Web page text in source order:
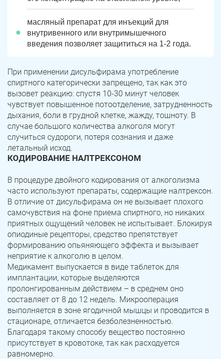
масляный препарат для инъекций для
внутривенного или внутримышечного
введения позволяет защититься на 1-2 года.
При применении дисульфирама употребление
спиртного категорически запрещено, так как это
вызовет реакцию: спустя 10-30 минут человек
чувствует повышенное потоотделение, затрудненность
дыхания, боли в грудной клетке, жажду, тошноту. В
случае большого количества алкоголя могут
случиться судороги, потеря сознания и даже
летальный исход.
КОДИРОВАНИЕ НАЛТРЕКСОНОМ
В процедуре двойного кодирования от алкоголизма
часто используют препараты, содержащие налтрексон.
В отличие от дисульфирама он не вызывает плохого
самочувствия на фоне приема спиртного, но никаких
приятных ощущений человек не испытывает. Блокируя
опиодиные рецепторы, средство препятствует
формированию опьяняющего эффекта и вызывает
неприятие к алкоголю в целом.
Медикамент выпускается в виде таблеток для
имплантации, которые выделяются
пролонгированным действием – в среднем оно
составляет от 8 до 12 недель. Микрооперация
выполняется в зоне ягодичной мышцы и проводится в
стационаре, отличается безболезненностью.
Благодаря такому способу вещество постоянно
присутствует в кровотоке, так как расходуется
равномерно.
Записаться
Задать вопрос
Я ознакомлен и принимаю условия работы сайта
Записаться
Записаться
Юрюзань Верхнеуральск
Локомотивный Миньяр
Зауральский Межозерный
Катав-Ивановск
Бакал
Усть-Катав Верхний Уфалей
Аша Трехгорный
Коркино Кыштым
Южноуральск Сатка
Чебаркуль Снежинск
Троицк Озерск
Копейск Миасс
Златоуст Магнитогорск